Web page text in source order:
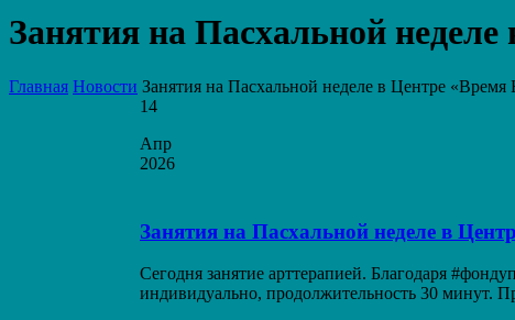
Занятия на Пасхальной
Главная Новости Занятия на Пасхальной неделе в Центре
14
Апр
2026
Занятия на Пасхальной неделе в
Сегодня занятие арттерапией. Благодаря
индивидуально, продолжительность 30 минут.